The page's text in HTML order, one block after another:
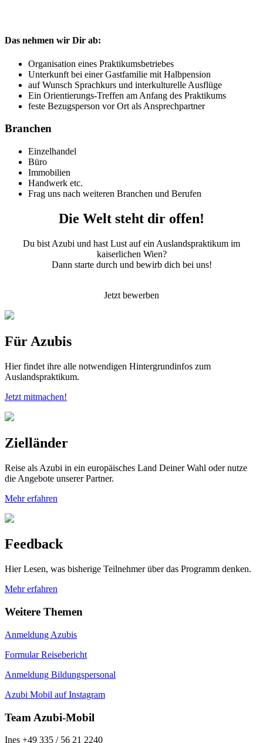
Das nehmen wir Dir ab:
Organisation eines Praktikumsbetriebes
Unterkunft bei einer Gastfamilie mit Halbpension
auf Wunsch Sprachkurs und interkulturelle Ausflüge
Ein Orientierungs-Treffen am Anfang des Praktikums
feste Bezugsperson vor Ort als Ansprechpartner
Branchen
Einzelhandel
Büro
Immobilien
Handwerk etc.
Frag uns nach weiteren Branchen und Berufen
Die Welt steht dir offen!
Du bist Azubi und hast Lust auf ein Auslandspraktikum im
kaiserlichen Wien?
Dann starte durch und bewirb dich bei uns!
Jetzt bewerben
Für Azubis
Hier findet ihre alle notwendigen Hintergrundinfos zum
Auslandspraktikum.
Jetzt mitmachen!
Zielländer
Reise als Azubi in ein europäisches Land Deiner Wahl oder nutze
die Angebote unserer Partner.
Mehr erfahren
Feedback
Hier Lesen, was bisherige Teilnehmer über das Programm denken.
Mehr erfahren
Weitere Themen
Anmeldung Azubis
Formular Reisebericht
Anmeldung Bildungspersonal
Azubi Mobil auf Instagram
Team Azubi-Mobil
Ines +49 335 / 56 21 2240